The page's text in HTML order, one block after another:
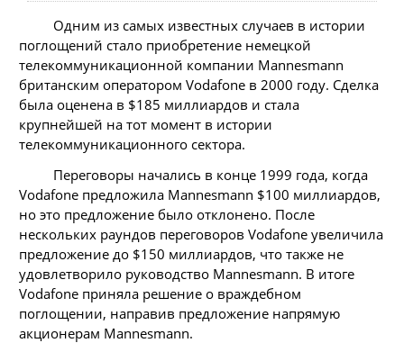
Одним из самых известных случаев в истории
поглощений стало приобретение немецкой
телекоммуникационной компании Mannesmann
британским оператором Vodafone в 2000 году. Сделка
была оценена в $185 миллиардов и стала
крупнейшей на тот момент в истории
телекоммуникационного сектора.
Переговоры начались в конце 1999 года, когда
Vodafone предложила Mannesmann $100 миллиардов,
но это предложение было отклонено. После
нескольких раундов переговоров Vodafone увеличила
предложение до $150 миллиардов, что также не
удовлетворило руководство Mannesmann. В итоге
Vodafone приняла решение о враждебном
поглощении, направив предложение напрямую
акционерам Mannesmann.